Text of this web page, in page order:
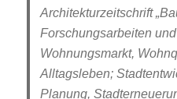
Architekturzeitschrift
Forschungsarbeiten
Wohnungsmarkt,
Alltagsleben;
Planung,